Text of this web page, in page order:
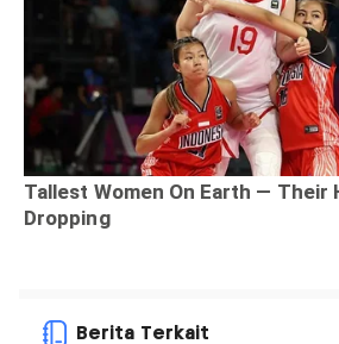
Berita Terkait